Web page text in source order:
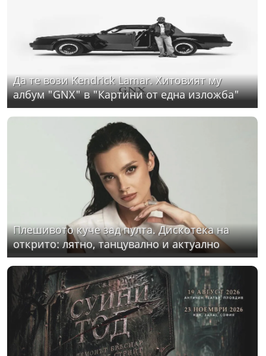
Да те вози Kendrick Lamar. Хитовият му
албум "GNX" в "Картини от една изложба"
Плешивото куче зад пулта. Дискотека на
открито: лятно, танцувално и актуално